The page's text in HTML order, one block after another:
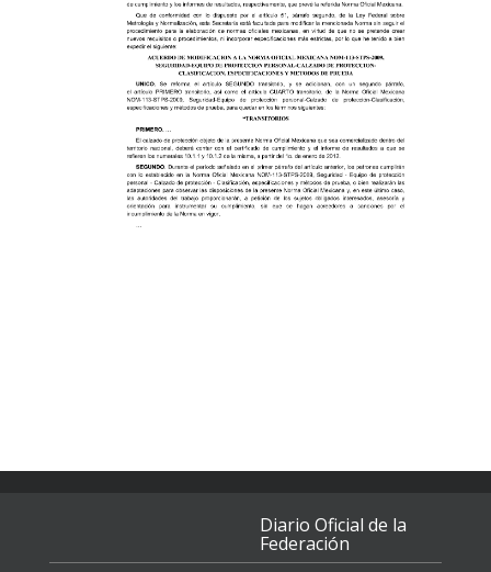
Diario Oficial de la
Federación